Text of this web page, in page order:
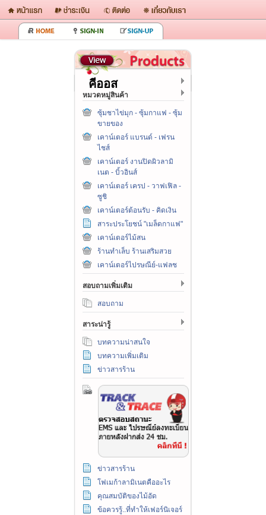
คีออส
หมวดหมู่สินค้า
ซุ้มชาไข่มุก - ซุ้มกาแฟ - ซุ้ม
ขายของ
เคาน์เตอร์ แบรนด์ - เฟรน
ไชส์
เคาน์เตอร์ งานปิดผิวลามิ
เนต - บิ้วอินส์
เคาน์เตอร์ เครป - วาฟเฟิล -
ซูชิ
เคาน์เตอร์ต้อนรับ - คิดเงิน
สาระประโยชน์ "เมล็ดกาแฟ"
เคาน์เตอร์ไม้สน
ร้านทำเล็บ ร้านเสริมสวย
เคาน์เตอร์ไปรษณีย์-แฟลช
สอบถามเพิ่มเติม
สอบถาม
สาระน่ารู้
บทความน่าสนใจ
บทความเพิ่มเติม
ข่าวสารร้าน
ข่าวสารร้าน
โฟเมก้าลามิเนตคืออะไร
คุณสมบัติของไม้อัด
ข้อควรรู้..ที่ทำให้เฟอร์นิเจอร์